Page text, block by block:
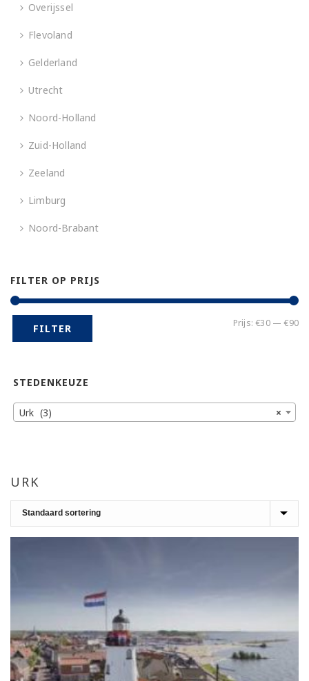
URK
Overijssel
Flevoland
Gelderland
Utrecht
Noord-Holland
Zuid-Holland
Zeeland
Limburg
Noord-Brabant
FILTER OP PRIJS
FILTER Prijs:€30—€90
STEDENKEUZE
×
Urk (3)